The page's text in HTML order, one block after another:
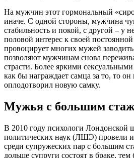
На мужчин этот гормональный
иначе. С одной стороны, мужчина
стабильность и покой, с другой – у
половой интерес к своей
провоцирует многих мужей
позволяют мужчинам снова
страсти. Более яркими
как бы награждает самца за то, то
оплодотворил новую самку.
Мужья с большим
В 2010 году психологи Лондонской
политических наук (ЛШЭ) провели
среди супружеских пар с большим
дольше супруги состоят в браке,